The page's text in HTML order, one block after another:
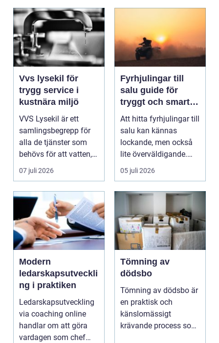
Vvs lysekil för
trygg service i
kustnära miljö
VVS Lysekil är ett
samlingsbegrepp för
alla de tjänster som
behövs för att vatten,
värme och avlopp ...
07 juli 2026
Fyrhjulingar till
salu guide för
tryggt och smart
köp
Att hitta fyrhjulingar till
salu kan kännas
lockande, men också
lite överväldigande.
Utbudet är stor...
05 juli 2026
Modern
ledarskapsutveckli
ng i praktiken
Ledarskapsutveckling
via coaching online
handlar om att göra
vardagen som chef
Tömning av
dödsbo
Tömning av dödsbo är
en praktisk och
känslomässigt
krävande process som